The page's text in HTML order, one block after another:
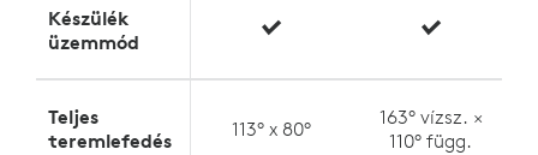
Készülék
üzemmód
Teljes
teremlefedés
113° x 80°
163° vízsz. ×
110° függ.